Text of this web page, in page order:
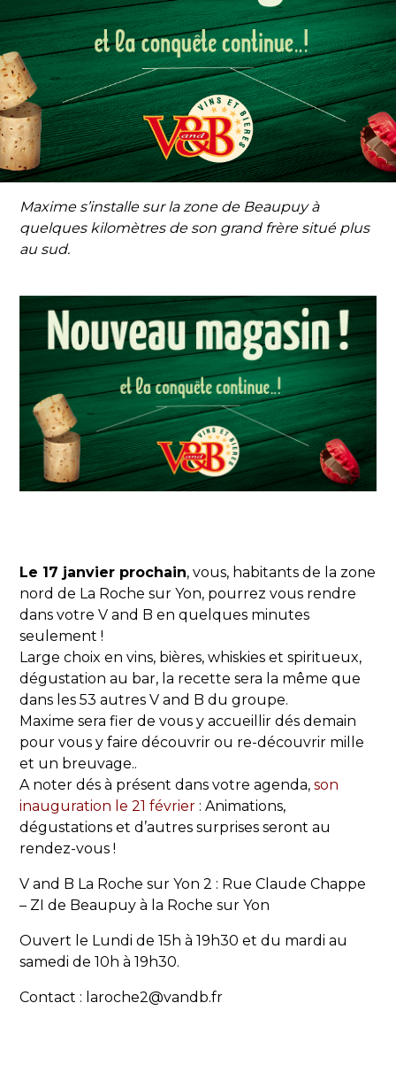
Maxime s’installe sur la zone de Beaupuy à
quelques kilomètres de son grand frère situé plus
au sud.
Le 17 janvier prochain, vous, habitants de la zone
nord de La Roche sur Yon, pourrez vous rendre
dans votre V and B en quelques minutes
seulement !
Large choix en vins, bières, whiskies et spiritueux,
dégustation au bar, la recette sera la même que
dans les 53 autres V and B du groupe.
Maxime sera fier de vous y accueillir dés demain
pour vous y faire découvrir ou re-découvrir mille
et un breuvage..
A noter dés à présent dans votre agenda, son
inauguration le 21 février : Animations,
dégustations et d’autres surprises seront au
rendez-vous !
V and B La Roche sur Yon 2 : Rue Claude Chappe
– ZI de Beaupuy à la Roche sur Yon
Ouvert le Lundi de 15h à 19h30 et du mardi au
samedi de 10h à 19h30.
Contact : laroche2@vandb.fr